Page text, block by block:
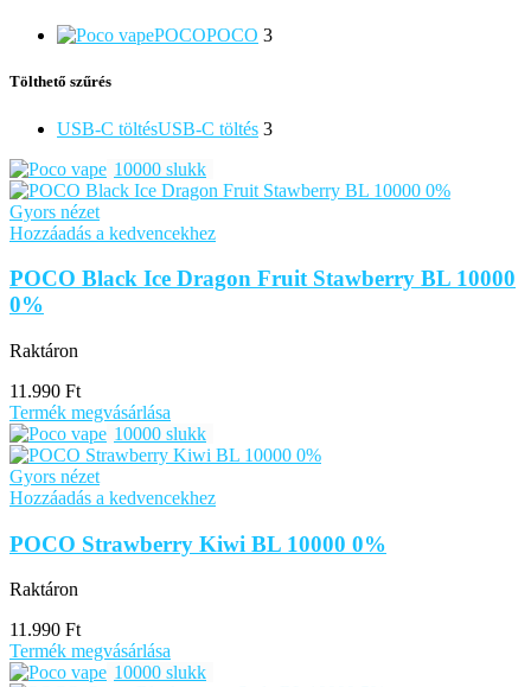
POCOPOCO 3
Tölthető szűrés
USB-C töltésUSB-C töltés 3
10000 slukk
Gyors nézet
Hozzáadás a kedvencekhez
POCO Black Ice Dragon Fruit Stawberry BL 10000
0%
Raktáron
11.990 Ft
Termék megvásárlása
10000 slukk
Gyors nézet
Hozzáadás a kedvencekhez
POCO Strawberry Kiwi BL 10000 0%
Raktáron
11.990 Ft
Termék megvásárlása
10000 slukk